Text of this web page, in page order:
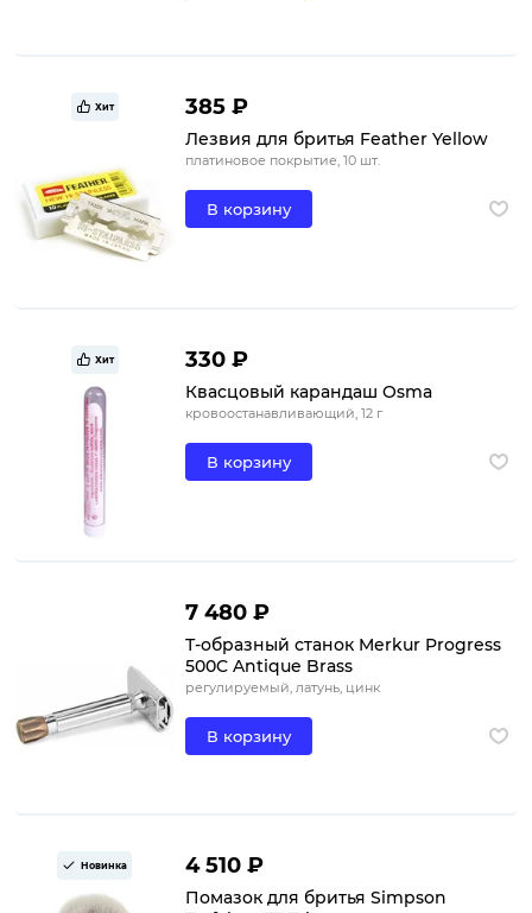
Хит 385 ₽
Лезвия для бритья Feather Yellow
платиновое покрытие, 10 шт.
В корзину
Хит 330 ₽
Квасцовый карандаш Osma
кровоостанавливающий, 12 г
В корзину
7 480 ₽
Т-образный станок Merkur Progress
500C Antique Brass
регулируемый, латунь, цинк
В корзину
Новинка 4 510 ₽
Помазок для бритья Simpson